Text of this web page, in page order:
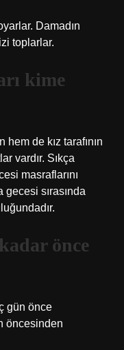
Damadın
toplarlar.
kime
hem de kız tarafının
vardır. Sıkça
masraflarını
gecesi sırasında
önce
gün önce
öncesinden